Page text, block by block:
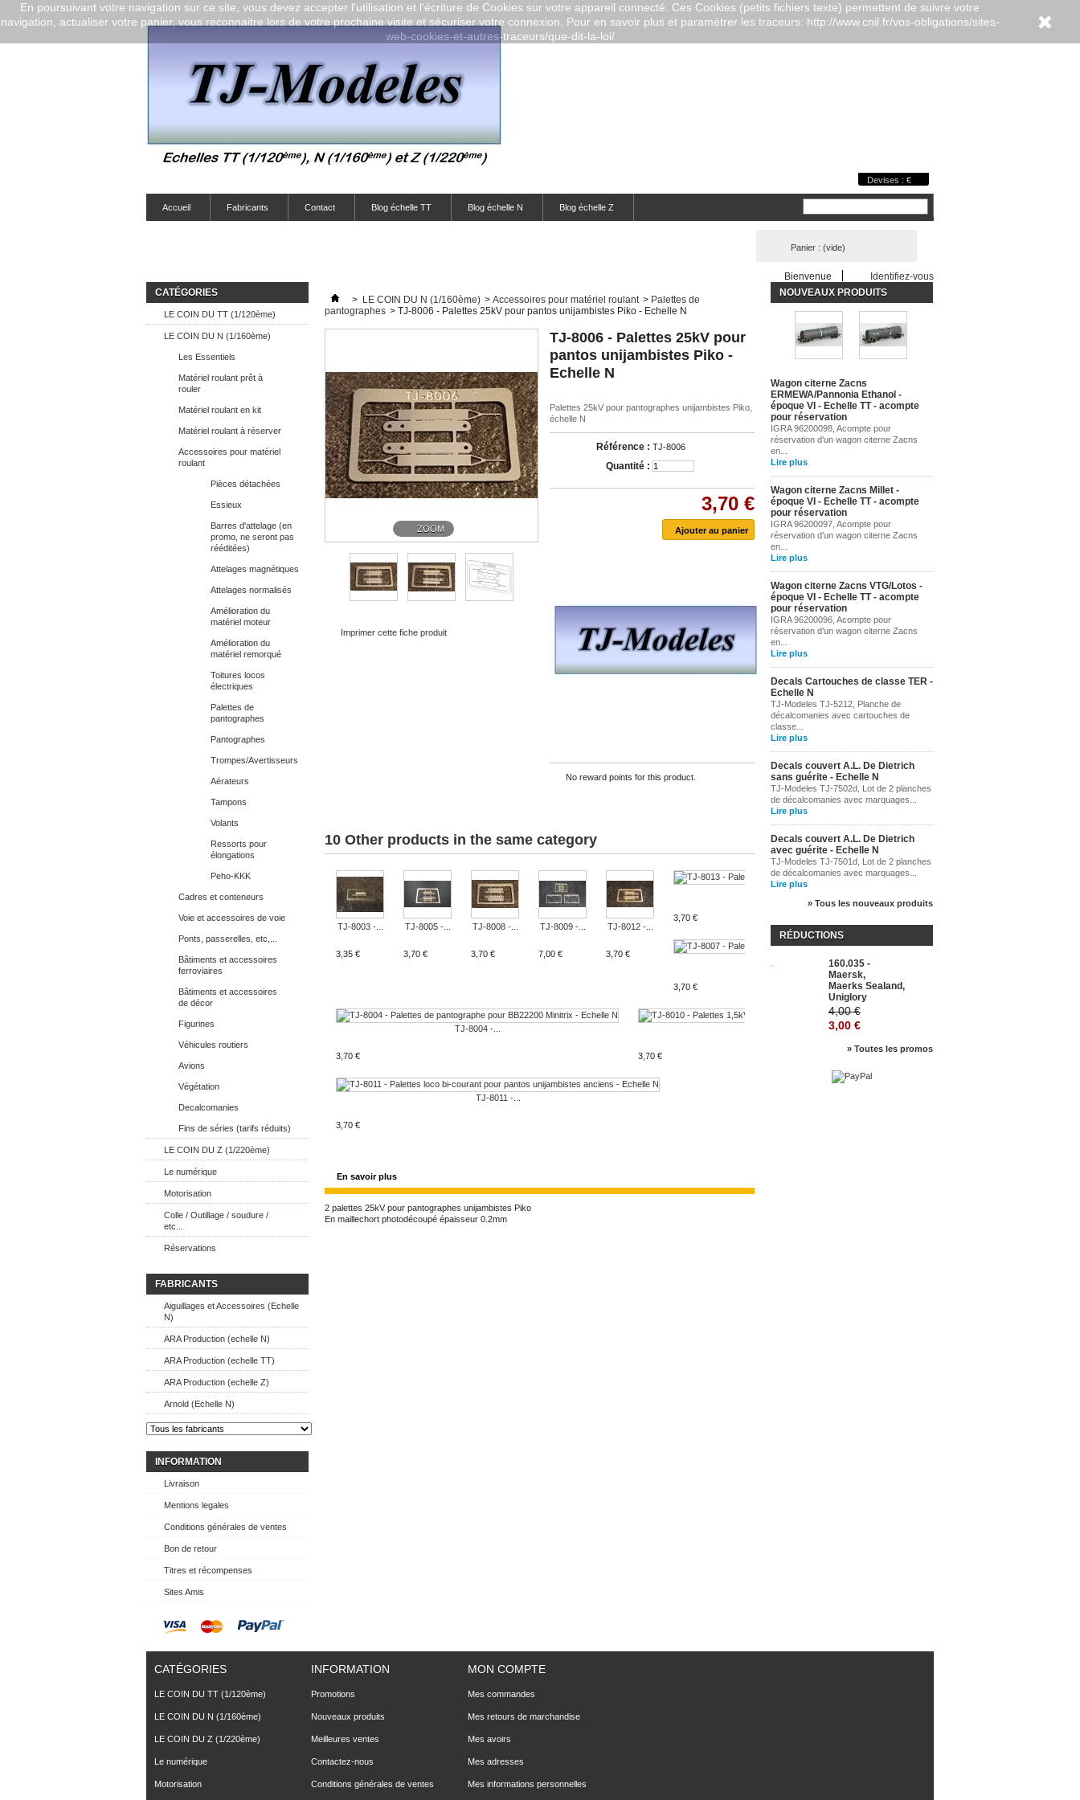
Devises : €
Accueil Fabricants Contact Blog échelle TT Blog échelle N Blog échelle Z
Panier : (vide)
Bienvenue
Identifiez-vous
CATÉGORIES
LE COIN DU TT (1/120ème)
LE COIN DU N (1/160ème)
Les Essentiels
Matériel roulant prêt à
rouler
Matériel roulant en kit
Matériel roulant à réserver
Accessoires pour matériel
roulant
Pièces détachées
Essieux
Barres d'attelage (en
promo, ne seront pas
rééditées)
Attelages magnétiques
Attelages normalisés
Amélioration du
matériel moteur
Amélioration du
matériel remorqué
Toitures locos
électriques
Palettes de
pantographes
Pantographes
Trompes/Avertisseurs
Aérateurs
Tampons
Volants
Ressorts pour
élongations
Peho-KKK
Cadres et conteneurs
Voie et accessoires de voie
Ponts, passerelles, etc,...
Bâtiments et accessoires
ferroviaires
Bâtiments et accessoires
de décor
Figurines
Véhicules routiers
Avions
Végétation
Decalcomanies
Fins de séries (tarifs réduits)
LE COIN DU Z (1/220ème)
Le numérique
Motorisation
Colle / Outillage / soudure /
etc...
Réservations
FABRICANTS
Aiguillages et Accessoires (Echelle
N)
ARA Production (echelle N)
ARA Production (echelle TT)
ARA Production (echelle Z)
Arnold (Echelle N)
INFORMATION
Livraison
Mentions legales
Conditions générales de ventes
Bon de retour
Titres et récompenses
Sites Amis
> LE COIN DU N (1/160ème) > Accessoires pour matériel roulant > Palettes de
pantographes > TJ-8006 - Palettes 25kV pour pantos unijambistes Piko - Echelle N
ZOOM
Imprimer cette fiche produit
TJ-8006 - Palettes 25kV pour
pantos unijambistes Piko -
Echelle N
Palettes 25kV pour pantographes unijambistes Piko,
échelle N
Référence : TJ-8006
Quantité :
3,70 €
No reward points for this product.
10 Other products in the same category
TJ-8003 -...
3,35 €
TJ-8005 -...
3,70 €
TJ-8008 -...
3,70 €
TJ-8009 -...
7,00 €
TJ-8012 -...
3,70 €
TJ-8013 -...
3,70 €
TJ-8007 -...
3,70 €
TJ-8004 -...
3,70 € 3,70 €
TJ-8011 -...
3,70 €
En savoir plus
2 palettes 25kV pour pantographes unijambistes Piko
En maillechort photodécoupé épaisseur 0.2mm
NOUVEAUX PRODUITS
Wagon citerne Zacns
ERMEWA/Pannonia Ethanol -
époque VI - Echelle TT - acompte
pour réservation
IGRA 96200098, Acompte pour
réservation d'un wagon citerne Zacns
en...
Lire plus
Wagon citerne Zacns Millet -
époque VI - Echelle TT - acompte
pour réservation
IGRA 96200097, Acompte pour
réservation d'un wagon citerne Zacns
en...
Lire plus
Wagon citerne Zacns VTG/Lotos -
époque VI - Echelle TT - acompte
pour réservation
IGRA 96200096, Acompte pour
réservation d'un wagon citerne Zacns
en...
Lire plus
Decals Cartouches de classe TER -
Echelle N
TJ-Modeles TJ-5212, Planche de
décalcomanies avec cartouches de
classe...
Lire plus
Decals couvert A.L. De Dietrich
sans guérite - Echelle N
TJ-Modeles TJ-7502d, Lot de 2 planches
de décalcomanies avec marquages...
Lire plus
Decals couvert A.L. De Dietrich
avec guérite - Echelle N
TJ-Modeles TJ-7501d, Lot de 2 planches
de décalcomanies avec marquages...
Lire plus
» Tous les nouveaux produits
RÉDUCTIONS
160.035 -
Maersk,
Maerks Sealand,
Uniglory
4,00 €
3,00 €
» Toutes les promos
CATÉGORIES
LE COIN DU TT (1/120ème)
LE COIN DU N (1/160ème)
LE COIN DU Z (1/220ème)
Le numérique
Motorisation
INFORMATION
Promotions
Nouveaux produits
Meilleures ventes
Contactez-nous
Conditions générales de ventes
MON COMPTE
Mes commandes
Mes retours de marchandise
Mes avoirs
Mes adresses
Mes informations personnelles
En poursuivant votre navigation sur ce site, vous devez accepter l’utilisation et l'écriture de Cookies sur votre appareil connecté. Ces Cookies (petits fichiers texte) permettent de suivre votre
navigation, actualiser votre panier, vous reconnaitre lors de votre prochaine visite et sécuriser votre connexion. Pour en savoir plus et paramétrer les traceurs: http://www.cnil.fr/vos-obligations/sites-
web-cookies-et-autres-traceurs/que-dit-la-loi/